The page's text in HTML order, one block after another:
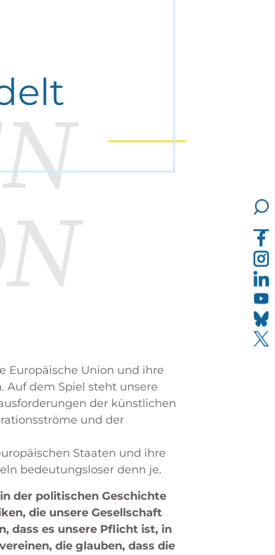
Europäische Union und ihre
Auf dem Spiel steht unsere
der künstlichen
und der
Staaten und ihre
bedeutungsloser denn je.
der politischen Geschichte
die unsere Gesellschaft
dass es unsere Pflicht ist, in
die glauben, dass die